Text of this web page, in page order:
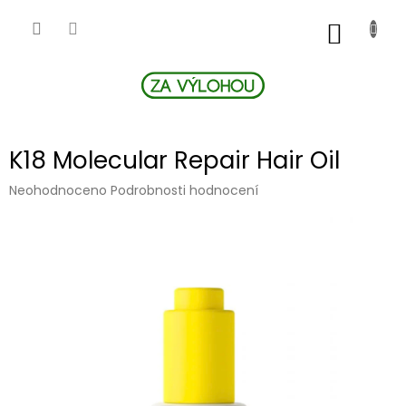
K18 Molecular Repair Hair Oil
Průměrné
Neohodnoceno Podrobnosti hodnocení